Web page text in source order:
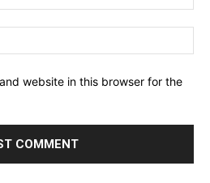
website in this browser for the